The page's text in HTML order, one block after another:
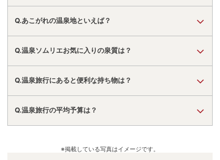
Q.あこがれの温泉地といえば？
Q.温泉ソムリエお気に入りの泉質は？
Q.温泉旅行にあると便利な持ち物は？
Q.温泉旅行の平均予算は？
※掲載している写真はイメージです。